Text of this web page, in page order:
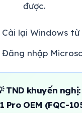
được.
Cài lại Windows
Đăng nhập
TND khuyến nghị:
Pro OEM (FQC-